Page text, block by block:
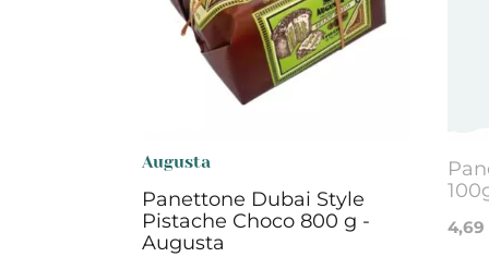
Augusta
Panettone Dubai Style
Pistache Choco 800 g -
Augusta
4,69